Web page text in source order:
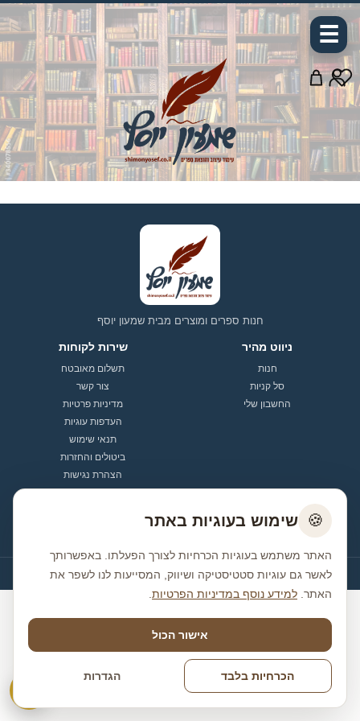
☰
חנות ספרים ומוצרים מבית שמעון יוסף
ניווט מהיר
חנות
סל קניות
החשבון שלי
שירות לקוחות
תשלום מאובטח
צור קשר
מדיניות פרטיות
העדפות עוגיות
תנאי שימוש
ביטולים והחזרות
הצהרת נגישות
office@shimonyosef.co.il
© כל הזכויות שמורות לשמעון יוסף
🍪 שימוש בעוגיות באתר
האתר משתמש בעוגיות הכרחיות לצורך הפעלתו. באפשרותך
לאשר גם עוגיות סטטיסטיקה ושיווק, המסייעות לנו לשפר את
האתר. למידע נוסף במדיניות הפרטיות
אישור הכול
הכרחיות בלבד הגדרות